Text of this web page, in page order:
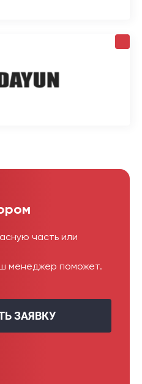
часть или
менеджер поможет.
ЗАЯВКУ